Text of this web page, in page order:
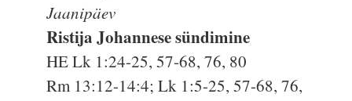
Jaanipäev
Ristija Johannese sündimine
HE Lk 1:24-25, 57-68, 76, 80
Rm 13:12-14:4; Lk 1:5-25, 57-68, 76,